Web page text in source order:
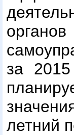
за
летний